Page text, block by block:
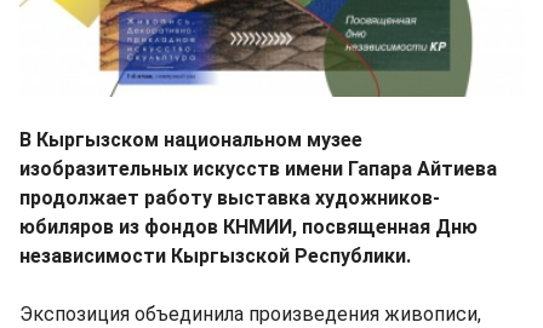
В Кыргызском национальном музее
изобразительных искусств имени Гапара Айтиева
продолжает работу выставка художников-
юбиляров из фондов КНМИИ, посвященная Дню
независимости Кыргызской Республики.
Экспозиция объединила произведения живописи,